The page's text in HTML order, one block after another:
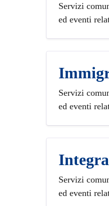
Servizi
ed eventi
Servizi
ed eventi
Servizi
ed eventi